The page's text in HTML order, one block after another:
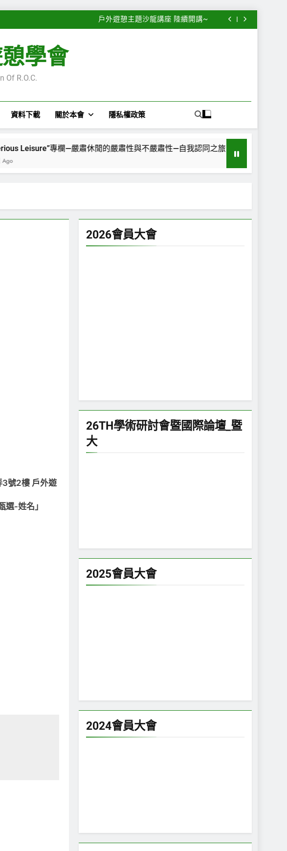
2026第28屆休閒、遊憩、觀光學術研討會暨國際論壇 公開徵稿中~
戶外遊憩主題沙龍講座 陸續開講~
Leisure”專欄—嚴肅休閒的嚴肅性與不嚴肅性—自我認同之旅
Leisure”專欄—嚴肅休閒的嚴肅性與不嚴肅性—自我認同之旅
學會
Of R.O.C.
資料下載 關於本會 隱私權政策
專欄—嚴肅休閒的嚴肅性與不嚴肅性—自我認同之旅
3號2樓 戶外遊
選-姓名」
2026會員大會
26TH學術研討會暨國際論壇_暨
大
2025會員大會
2024會員大會